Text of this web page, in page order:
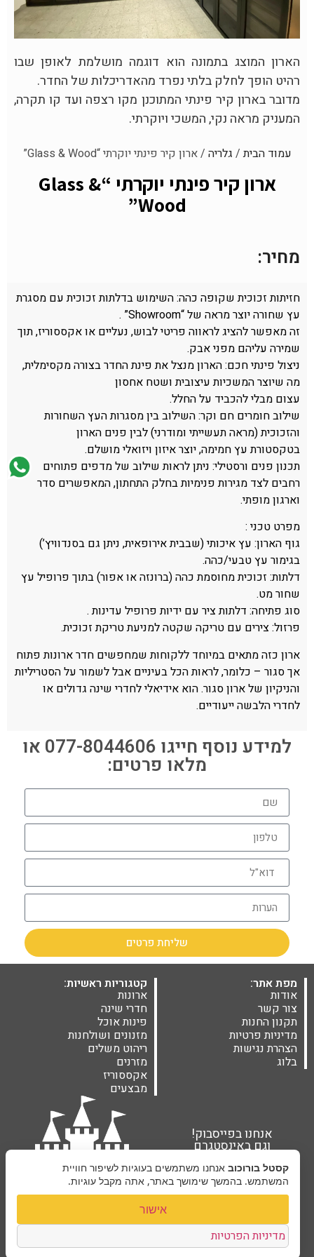
הארון המוצג בתמונה הוא דוגמה מושלמת לאופן שבו
רהיט הופך לחלק בלתי נפרד מהאדריכלות של החדר.
מדובר בארון קיר פינתי המתוכנן מקו רצפה ועד קו תקרה,
המעניק מראה נקי, המשכי ויוקרתי.
עמוד הבית/ גלריה / ארון קיר פינתי יוקרתי “Glass & Wood”
ארון קיר פינתי יוקרתי “Glass &
Wood”
מחיר:
חזיתות זכוכית שקופה כהה: השימוש בדלתות זכוכית עם מסגרת
עץ שחורה יוצר מראה של “Showroom” .
זה מאפשר להציג לראווה פריטי לבוש, נעליים או אקססוריז, תוך
שמירה עליהם מפני אבק.
ניצול פינתי חכם: הארון מנצל את פינת החדר בצורה מקסימלית,
מה שיוצר המשכיות עיצובית ושטח אחסון
עצום מבלי להכביד על החלל.
שילוב חומרים חם וקר: השילוב בין מסגרות העץ השחורות
והזכוכית (מראה תעשייתי ומודרני) לבין פנים הארון
בטקסטורת עץ חמימה, יוצר איזון ויזואלי מושלם.
תכנון פנים ורסטילי: ניתן לראות שילוב של מדפים פתוחים
רחבים לצד מגירות פנימיות בחלק התחתון, המאפשרים סדר
וארגון מופתי.
מפרט טכני :
גוף הארון: עץ איכותי (שבבית אירופאית, ניתן גם בסנדוויץ’)
בגימור עץ טבעי/כהה.
דלתות: זכוכית מחוסמת כהה (ברונזה או אפור) בתוך פרופיל עץ
שחור מט.
סוג פתיחה: דלתות ציר עם ידיות פרופיל עדינות .
פרזול: צירים עם טריקה שקטה למניעת טריקת זכוכית.
ארון כזה מתאים במיוחד ללקוחות שמחפשים חדר ארונות פתוח
אך סגור – כלומר, לראות הכל בעיניים אבל לשמור על הסטריליות
והניקיון של ארון סגור. הוא אידיאלי לחדרי שינה גדולים או
לחדרי הלבשה ייעודיים.
למידע נוסף חייגו 077-8044606 או
מלאו פרטים:
שליחת פרטים
מפת אתר:
אודות
צור קשר
תקנון החנות
מדיניות פרטיות
הצהרת נגישות
בלוג
קטגוריות ראשיות:
ארונות
חדרי שינה
פינות אוכל
מזנונים ושולחנות
ריהוט משלים
מזרנים
אקססוריז
מבצעים
אנחנו בפייסבוק!
וגם באינסטגרם
קסטל בורוכוב ©2026 | בניית אתרים Next Site
קסטל בורוכוב אנחנו משתמשים בעוגיות לשיפור חוויית
המשתמש. בהמשך שימושך באתר, אתה מקבל עוגיות.
אישור
מדיניות הפרטיות